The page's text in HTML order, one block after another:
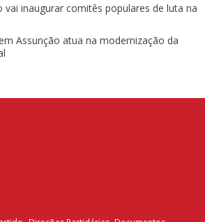
vai inaugurar comitês populares de luta na
Assunção atua na modernização da